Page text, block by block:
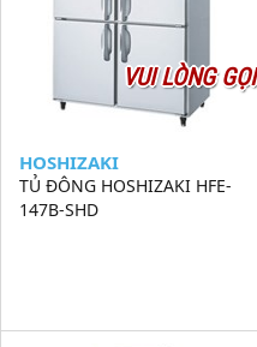
VUI LÒNG GỌI
HOSHIZAKI
TỦ ĐÔNG HOSHIZAKI HFE-
147B-SHD